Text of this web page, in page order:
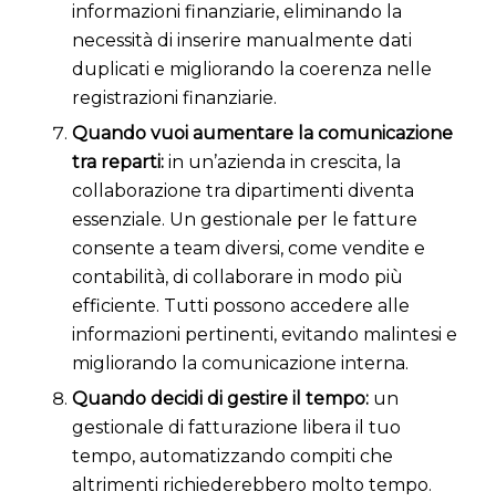
informazioni finanziarie, eliminando la
necessità di inserire manualmente dati
duplicati e migliorando la coerenza nelle
registrazioni finanziarie.
Quando vuoi aumentare la comunicazione
tra reparti:in un’azienda in crescita, la
collaborazione tra dipartimenti diventa
essenziale. Un gestionale per le fatture
consente a team diversi, come vendite e
contabilità, di collaborare in modo più
efficiente. Tutti possono accedere alle
informazioni pertinenti, evitando malintesi e
migliorando la comunicazione interna.
Quando decidi di gestire il tempo:un
gestionale di fatturazione libera il tuo
tempo, automatizzando compiti che
altrimenti richiederebbero molto tempo.